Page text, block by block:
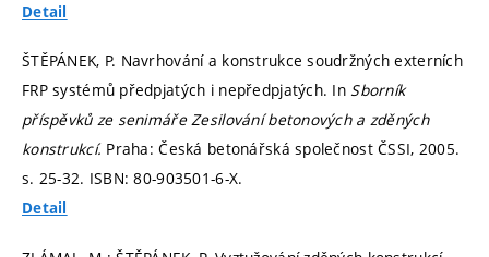
Detail
ŠTĚPÁNEK, P. Navrhování a konstrukce soudržných externích
FRP systémů předpjatých i nepředpjatých. In Sborník
příspěvků ze senimáře Zesilování betonových a zděných
konstrukcí. Praha: Česká betonářská společnost ČSSI, 2005.
s. 25-32. ISBN: 80-903501-6-X.
Detail